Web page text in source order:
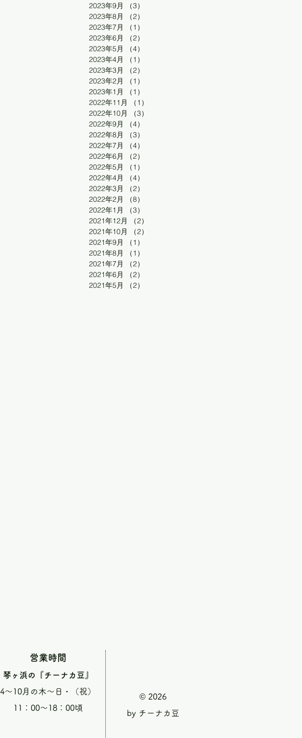
2023年9月
（3）
2023年8月
（2）
2023年7月
（1）
2023年6月
（2）
2023年5月
（4）
2023年4月
（1）
2023年3月
（2）
2023年2月
（1）
2023年1月
（1）
2022年11月
（1）
2022年10月
（3）
2022年9月
（4）
2022年8月
（3）
2022年7月
（4）
2022年6月
（2）
2022年5月
（1）
2022年4月
（4）
2022年3月
（2）
2022年2月
（8）
2022年1月
（3）
2021年12月
（2）
2021年10月
（2）
2021年9月
（1）
2021年8月
（1）
2021年7月
（2）
2021年6月
（2）
2021年5月
（2）
営業時間
琴ヶ浜の『チーナカ豆』
4～10月の木～日・（祝）
11：00～18：00頃
© 2026
by チーナカ豆